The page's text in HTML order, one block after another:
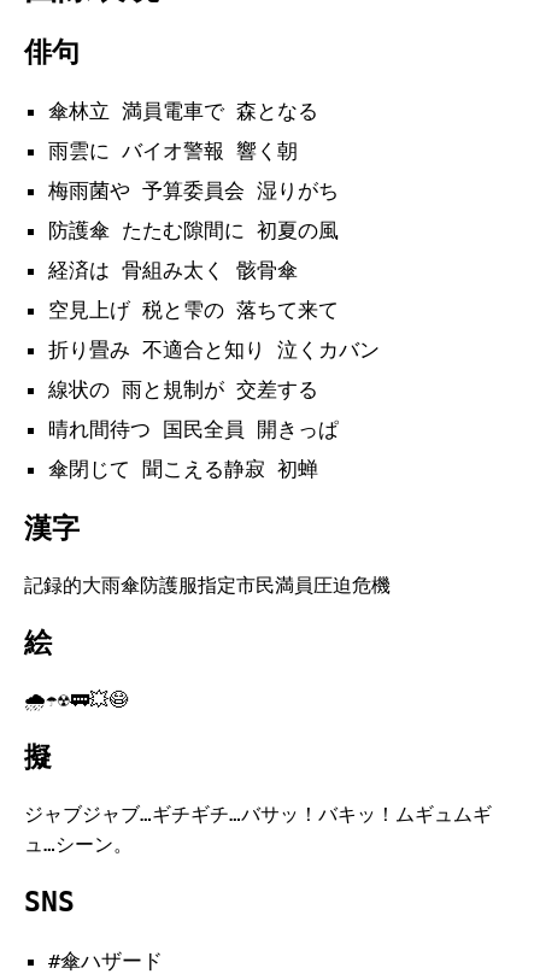
俳句
傘林立 満員電車で 森となる
雨雲に バイオ警報 響く朝
梅雨菌や 予算委員会 湿りがち
防護傘 たたむ隙間に 初夏の風
経済は 骨組み太く 骸骨傘
空見上げ 税と雫の 落ちて来て
折り畳み 不適合と知り 泣くカバン
線状の 雨と規制が 交差する
晴れ間待つ 国民全員 開きっぱ
傘閉じて 聞こえる静寂 初蝉
漢字
記録的大雨傘防護服指定市民満員圧迫危機
絵
🌧️☂️☢️🚃💥😷
擬
ジャブジャブ…ギチギチ…バサッ！バキッ！ムギュムギ
ュ…シーン。
SNS
#傘ハザード